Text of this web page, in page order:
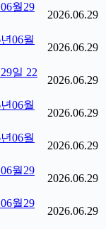
월29
2026.06.29
06월
2026.06.29
일 22
2026.06.29
06월
2026.06.29
06월
2026.06.29
월29
2026.06.29
월29
2026.06.29